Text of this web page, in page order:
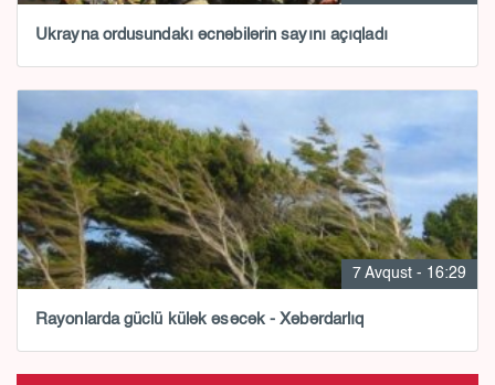
Ukrayna ordusundakı əcnəbilərin sayını açıqladı
7 Avqust - 16:29
Rayonlarda güclü külək əsəcək - Xəbərdarlıq